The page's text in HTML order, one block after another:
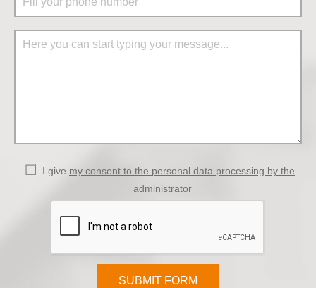
I give my consent to the personal data processing by the
administrator
SUBMIT FORM